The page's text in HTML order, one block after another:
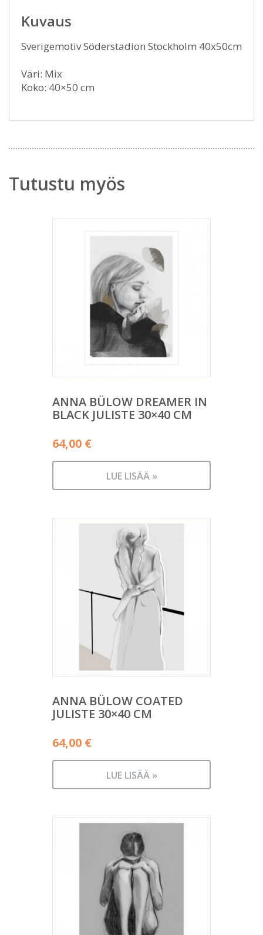
Kuvaus
Sverigemotiv Söderstadion Stockholm 40x50cm
Väri: Mix
Koko: 40×50 cm
Tutustu myös
ANNA BÜLOW DREAMER IN
BLACK JULISTE 30×40 CM
64,00 €
LUE LISÄÄ »
ANNA BÜLOW COATED
JULISTE 30×40 CM
64,00 €
LUE LISÄÄ »